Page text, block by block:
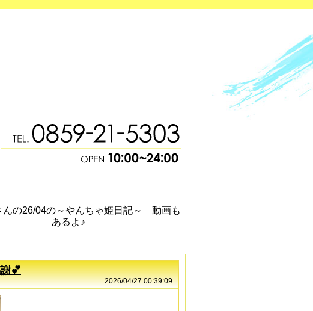
んの26/04の～やんちゃ姫日記～ 動画も
あるよ♪
💕
2026/04/27 00:39:09